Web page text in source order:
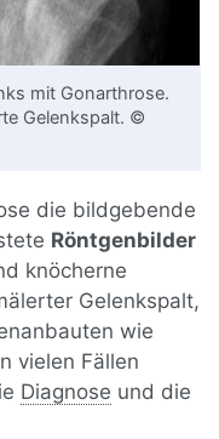
mit Gonarthrose.
Gelenkspalt. ©
die bildgebende
Röntgenbilder
knöcherne
Gelenkspalt,
wie
vielen Fällen
Diagnose und die